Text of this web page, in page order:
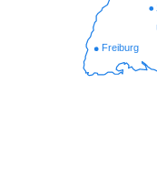
Freiburg